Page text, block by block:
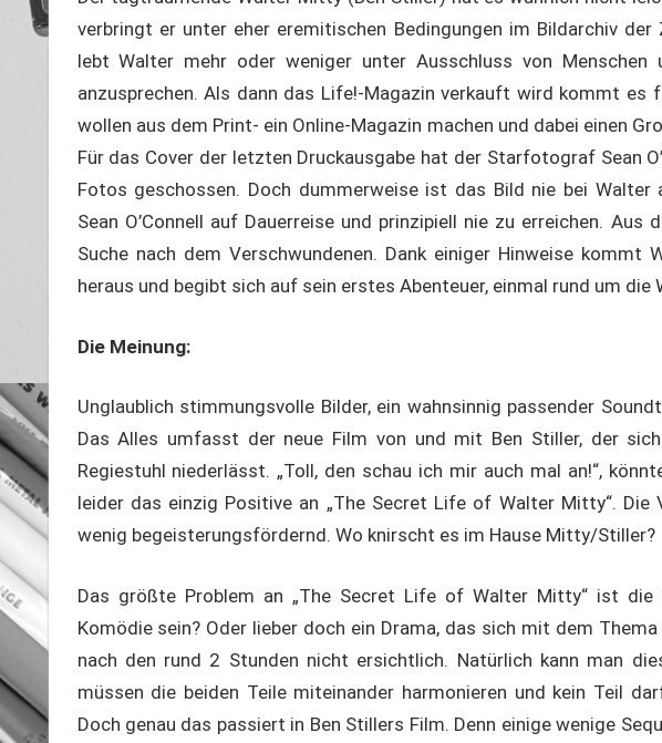
verbringt er unter eher eremitischen Bedingungen im Bildarchiv
lebt Walter mehr oder weniger unter Ausschluss von
anzusprechen. Als dann das Life!-Magazin verkauft wird kommt es
wollen aus dem Print- ein Online-Magazin machen und dabei einen
Für das Cover der letzten Druckausgabe hat der Starfotograf Sean
Fotos geschossen. Doch dummerweise ist das Bild nie bei Walter
Sean O’Connell auf Dauerreise und prinzipiell nie zu erreichen.
Suche nach dem Verschwundenen. Dank einiger Hinweise
heraus und begibt sich auf sein erstes Abenteuer, einmal rund um die
Die Meinung:
Unglaublich stimmungsvolle Bilder, ein wahnsinnig passender
Das Alles umfasst der neue Film von und mit Ben Stiller, der
Regiestuhl niederlässt. „Toll, den schau ich mir auch mal an!“,
leider das einzig Positive an „The Secret Life of Walter Mitty“.
wenig begeisterungsfördernd. Wo knirscht es im Hause Mitty/Stiller?
Das größte Problem an „The Secret Life of Walter Mitty“ ist die
Komödie sein? Oder lieber doch ein Drama, das sich mit dem
nach den rund 2 Stunden nicht ersichtlich. Natürlich kann man
müssen die beiden Teile miteinander harmonieren und kein Teil
Doch genau das passiert in Ben Stillers Film. Denn einige wenige